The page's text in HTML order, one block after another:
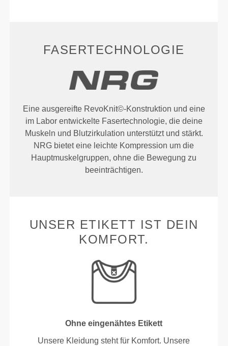
FASERTECHNOLOGIE
Eine ausgereifte RevoKnit©-Konstruktion und eine
im Labor entwickelte Fasertechnologie, die deine
Muskeln und Blutzirkulation unterstützt und stärkt.
NRG bietet eine leichte Kompression um die
Hauptmuskelgruppen, ohne die Bewegung zu
beeinträchtigen.
UNSER ETIKETT IST DEIN
KOMFORT.
Ohne eingenähtes Etikett
Unsere Kleidung steht für Komfort. Unsere